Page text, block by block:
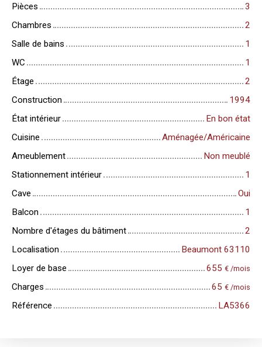
Pièces
3
Chambres
2
Salle de bains
1
WC
1
Étage
2
Construction
1994
État intérieur
En bon état
Cuisine
Aménagée/Américaine
Ameublement
Non meublé
Stationnement intérieur
1
Cave
Oui
Balcon
1
Nombre d'étages du bâtiment
2
Localisation
Beaumont 63110
Loyer de base
655 € /mois
Charges 65 € /mois
Référence LA5366